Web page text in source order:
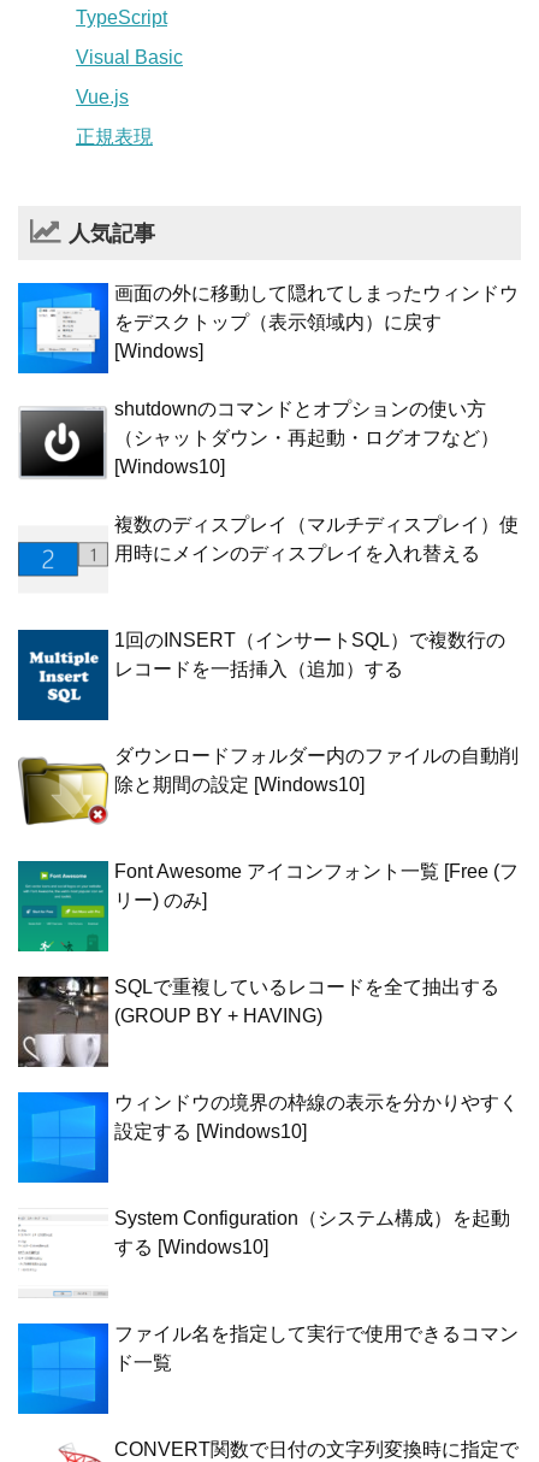
TypeScript
Visual Basic
Vue.js
正規表現
人気記事
画面の外に移動して隠れてしまったウィンドウ
をデスクトップ（表示領域内）に戻す
[Windows]
shutdownのコマンドとオプションの使い方
（シャットダウン・再起動・ログオフなど）
[Windows10]
複数のディスプレイ（マルチディスプレイ）使
用時にメインのディスプレイを入れ替える
1回のINSERT（インサートSQL）で複数行の
レコードを一括挿入（追加）する
ダウンロードフォルダー内のファイルの自動削
除と期間の設定 [Windows10]
Font Awesome アイコンフォント一覧 [Free (フ
リー) のみ]
SQLで重複しているレコードを全て抽出する
(GROUP BY + HAVING)
ウィンドウの境界の枠線の表示を分かりやすく
設定する [Windows10]
System Configuration（システム構成）を起動
する [Windows10]
ファイル名を指定して実行で使用できるコマン
ド一覧
CONVERT関数で日付の文字列変換時に指定で